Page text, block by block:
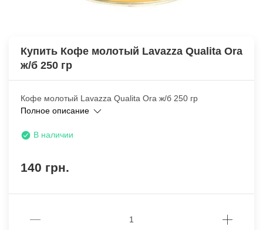
Купить Кофе молотый Lavazza Qualita Ora
ж/б 250 гр
Кофе молотый Lavazza Qualita Ora ж/б 250 гр
Полное описание
В наличии
140 грн.